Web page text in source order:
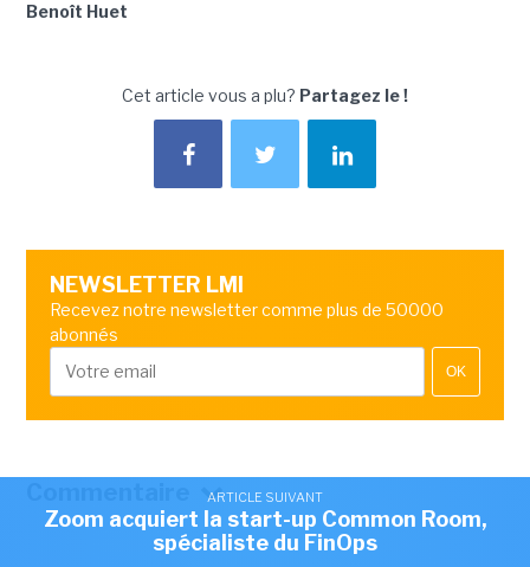
Benoît Huet
Cet article vous a plu? Partagez le !
NEWSLETTER LMI
Recevez notre newsletter comme plus de 50000
abonnés
OK
ARTICLE SUIVANT
Zoom acquiert la start-up Common Room,
spécialiste du FinOps